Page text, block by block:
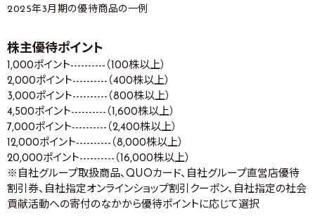
2025年3月期の優待商品の一例
株主優待ポイント
1,000ポイント----------（100株以上）
2,000ポイント----------（400株以上）
3,000ポイント----------（800株以上）
4,500ポイント----------（1,600株以上）
7,000ポイント----------（2,400株以上）
12,000ポイント----------（8,000株以上）
20,000ポイント----------（16,000株以上）
※自社グループ取扱商品、QUOカード、自社グループ直営店優待
割引券、自社指定オンラインショップ割引クーポン、自社指定の社会
貢献活動への寄付のなかから優待ポイントに応じて選択